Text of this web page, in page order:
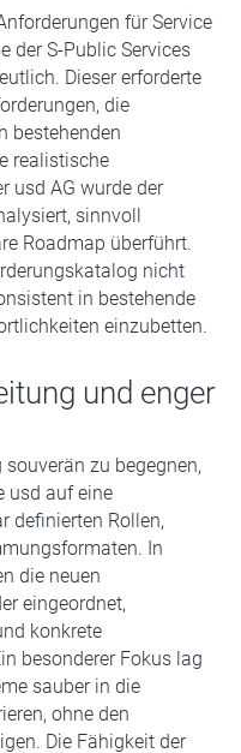
für Service
der S-Public Services
Dieser erforderte
die
bestehenden
realistische
usd AG wurde der
sinnvoll
Roadmap überführt.
nicht
in bestehende
einzubetten.
und enger
zu begegnen,
usd auf eine
definierten Rollen,
In
die neuen
eingeordnet,
konkrete
besonderer Fokus lag
sauber in die
ohne den
Die Fähigkeit der